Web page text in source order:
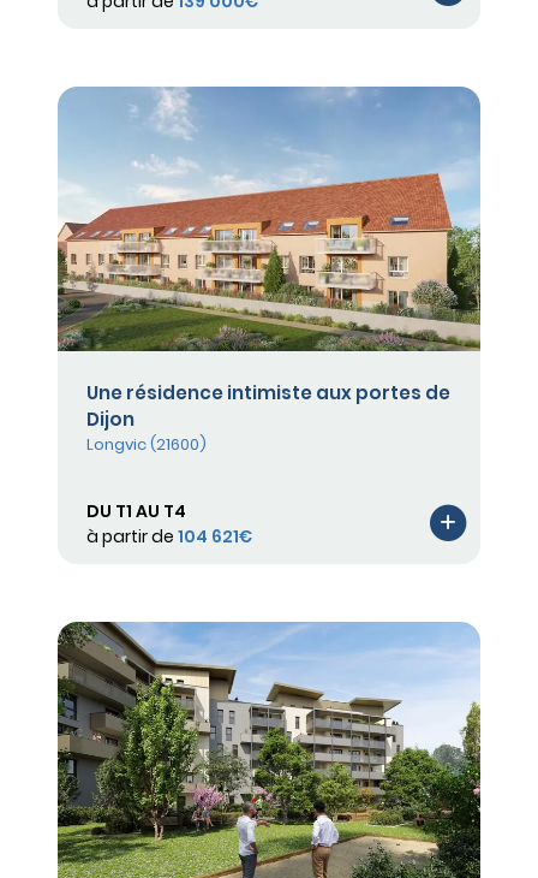
Une résidence intimiste aux portes de
Dijon
Longvic (21600)
DU T1 AU T4
à partir de 104 621€